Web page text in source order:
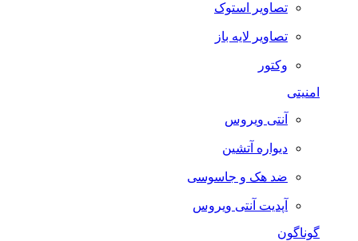
تصاویر استوک
تصاویر لایه باز
وکتور
امنیتی
آنتی ویروس
دیواره آتشین
ضد هک و جاسوسی
آپدیت آنتی ویروس
گوناگون